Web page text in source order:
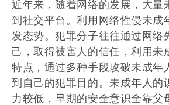
近年来，随着网络的发展，大量
到社交平台。利用网络性侵未成
发态势。犯罪分子往往通过网络
己，取得被害人的信任，利用未
特点，通过多种手段攻破未成年
到自己的犯罪目的。未成年人的
力较低，早期的安全意识全靠父